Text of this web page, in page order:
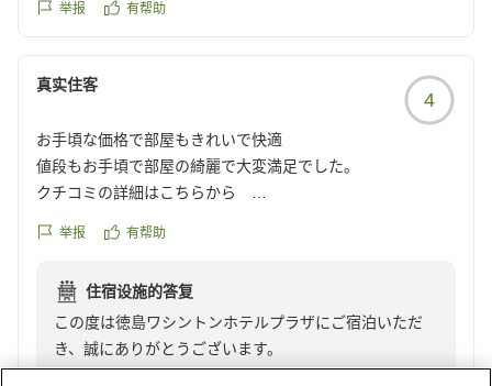
举报 有帮助
真实住客
4
お手頃な価格で部屋もきれいで快適
値段もお手頃で部屋の綺麗で大変満足でした。
クチコミの詳細はこちらから
reviewId=33123478190075
举报 有帮助
住宿设施的答复
この度は徳島ワシントンホテルプラザにご宿泊いただ
き、誠にありがとうございます。
お部屋の清潔感や料金に関しまして、ご満足いただけた